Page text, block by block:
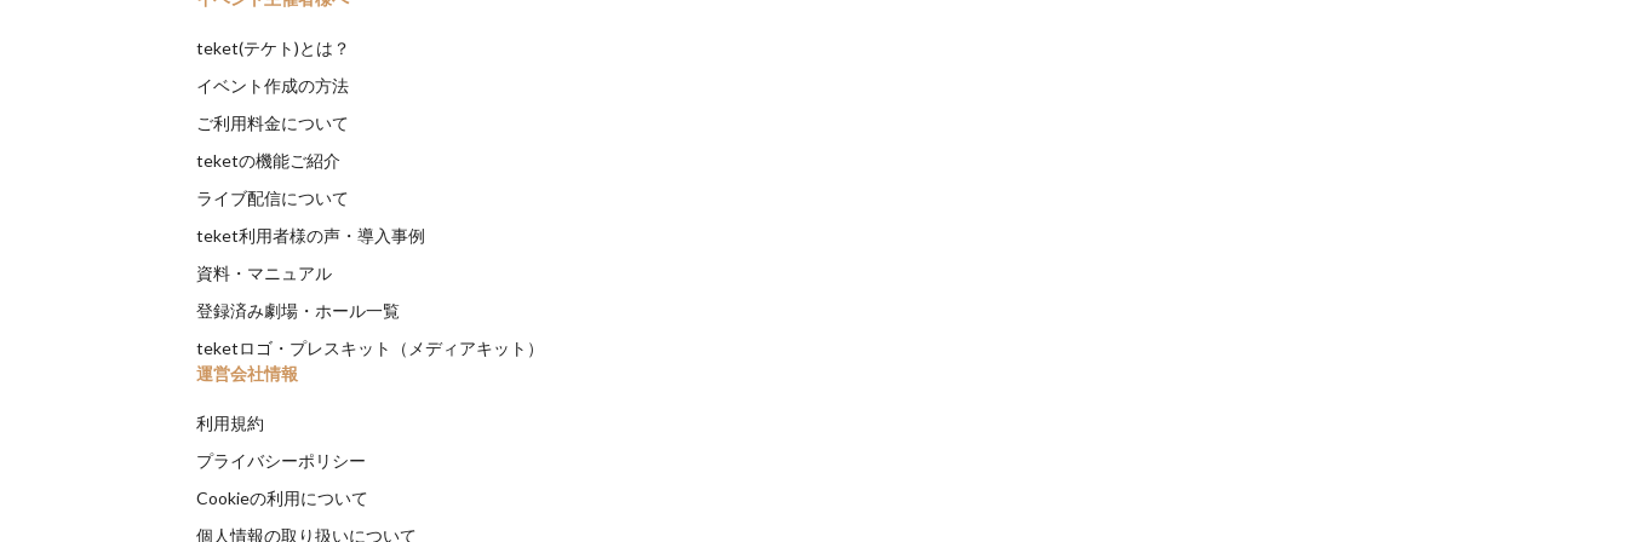
teket(テケト)とは？
イベント作成の方法
ご利用料金について
teketの機能ご紹介
ライブ配信について
teket利用者様の声・導入事例
資料・マニュアル
登録済み劇場・ホール一覧
teketロゴ・プレスキット（メディアキット）
運営会社情報
利用規約
プライバシーポリシー
Cookieの利用について
個人情報の取り扱いについて